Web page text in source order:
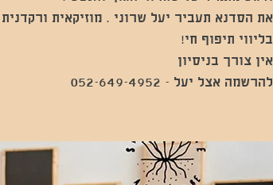
להרשמה אצל יעל - 052-649-4952